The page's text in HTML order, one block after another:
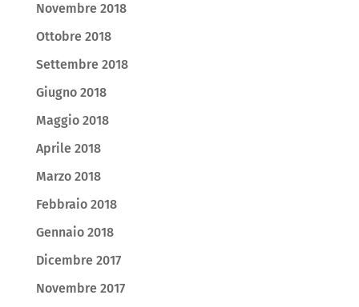
Novembre 2018
Ottobre 2018
Settembre 2018
Giugno 2018
Maggio 2018
Aprile 2018
Marzo 2018
Febbraio 2018
Gennaio 2018
Dicembre 2017
Novembre 2017